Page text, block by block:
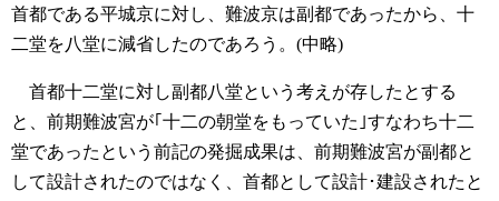
首都である平城京に対し、難波京は副都であったから、十
二堂を八堂に減省したのであろう。(中略)
首都十二堂に対し副都八堂という考えが存したとする
と、前期難波宮が｢十二の朝堂をもっていた｣すなわち十二
堂であったという前記の発掘成果は、前期難波宮が副都と
して設計されたのではなく、首都として設計･建設されたと